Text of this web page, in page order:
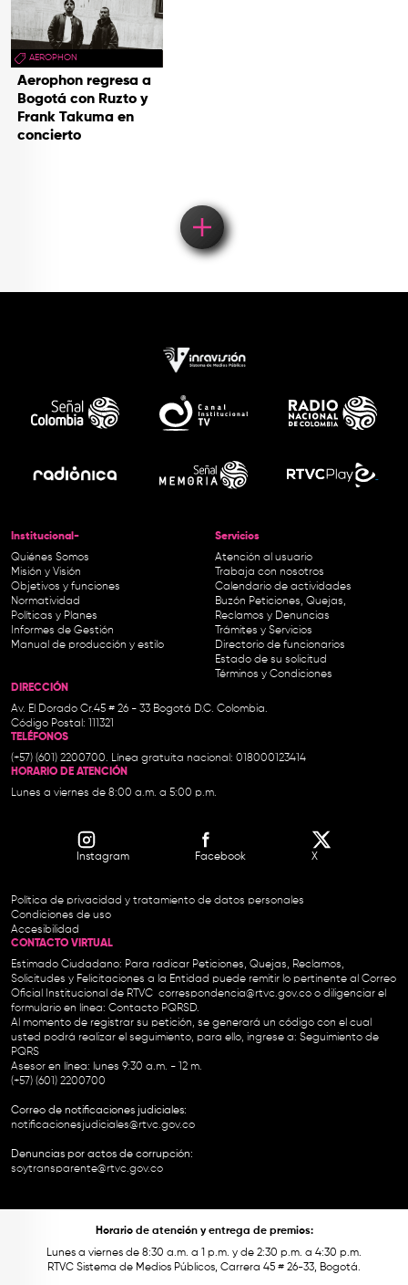
AEROPHON
Aerophon regresa a
Bogotá con Ruzto y
Frank Takuma en
concierto
Institucional-
Quiénes Somos
Misión y Visión
Objetivos y funciones
Normatividad
Políticas y Planes
Informes de Gestión
Manual de producción y estilo
Servicios
Atención al usuario
Trabaja con nosotros
Calendario de actividades
Buzón Peticiones, Quejas,
Reclamos y Denuncias
Trámites y Servicios
Directorio de funcionarios
Estado de su solicitud
Términos y Condiciones
DIRECCIÓN
Av. El Dorado Cr.45 # 26 - 33 Bogotá D.C. Colombia.
Código Postal: 111321
TELÉFONOS
(+57) (601) 2200700. Línea gratuita nacional: 018000123414
HORARIO DE ATENCIÓN
Lunes a viernes de 8:00 a.m. a 5:00 p.m.
Instagram Facebook X
Política de privacidad y tratamiento de datos personales
Condiciones de uso
Accesibilidad
CONTACTO VIRTUAL
Estimado Ciudadano: Para radicar Peticiones, Quejas, Reclamos,
Solicitudes y Felicitaciones a la Entidad puede remitir lo pertinente al Correo
Oficial Institucional de RTVC correspondencia@rtvc.gov.co o diligenciar el
formulario en línea: Contacto PQRSD.
Al momento de registrar su petición, se generará un código con el cual
usted podrá realizar el seguimiento, para ello, ingrese a: Seguimiento de
PQRS
Asesor en línea: lunes 9:30 a.m. - 12 m.
(+57) (601) 2200700
Correo de notificaciones judiciales:
notificacionesjudiciales@rtvc.gov.co
Denuncias por actos de corrupción:
soytransparente@rtvc.gov.co
Horario de atención y entrega de premios:
Lunes a viernes de 8:30 a.m. a 1 p.m. y de 2:30 p.m. a 4:30 p.m.
RTVC Sistema de Medios Públicos, Carrera 45 # 26-33, Bogotá.